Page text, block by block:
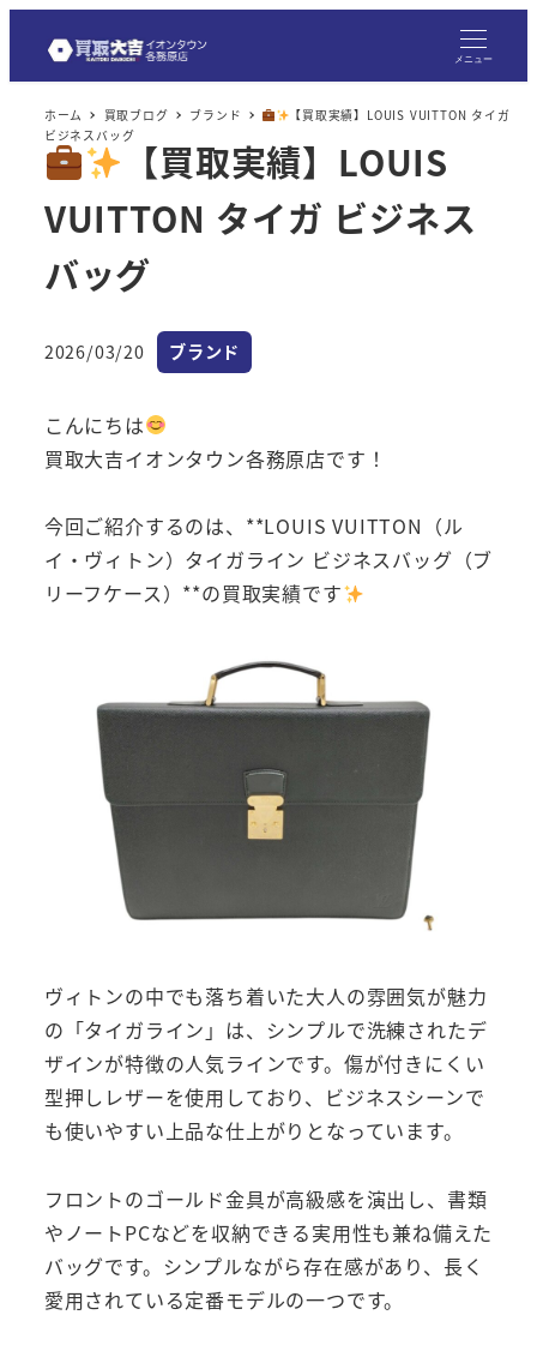
メニュー
ホーム 買取ブログ ブランド
【買取実績】LOUIS VUITTON タイガ
ビジネスバッグ
【買取実績】LOUIS
VUITTON タイガ ビジネス
バッグ
投稿日
2026/03/20 カテゴリー
ブランド
こんにちは
買取大吉イオンタウン各務原店です！
今回ご紹介するのは、**LOUIS VUITTON（ル
イ・ヴィトン）タイガライン ビジネスバッグ（ブ
リーフケース）**の買取実績です
ヴィトンの中でも落ち着いた大人の雰囲気が魅力
の「タイガライン」は、シンプルで洗練されたデ
ザインが特徴の人気ラインです。傷が付きにくい
型押しレザーを使用しており、ビジネスシーンで
も使いやすい上品な仕上がりとなっています。
フロントのゴールド金具が高級感を演出し、書類
やノートPCなどを収納できる実用性も兼ね備えた
バッグです。シンプルながら存在感があり、長く
愛用されている定番モデルの一つです。